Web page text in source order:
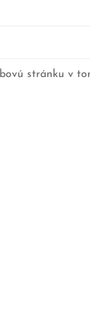
stránku v